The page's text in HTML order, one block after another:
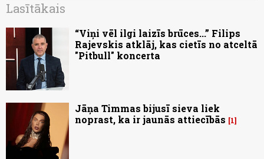
Lasītākais
“Viņi vēl ilgi laizīs brūces...” Filips
Rajevskis atklāj, kas cietīs no atceltā
"Pitbull" koncerta
Jāņa Timmas bijusī sieva liek
noprast, ka ir jaunās attiecībās
1